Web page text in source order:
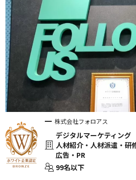
株式会社フォロアス
デジタルマーケティング
人材紹介・人材派遣・研
広告・PR
99名以下